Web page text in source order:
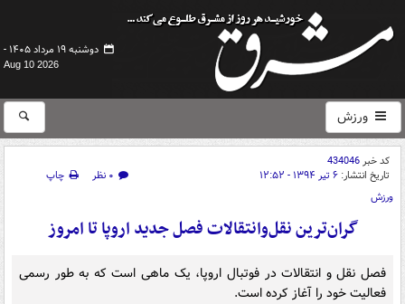
دوشنبه ۱۹ مرداد ۱۴۰۵ -
Aug 10 2026
ورزش
کد خبر434046
تاریخ انتشار: ۶ تیر ۱۳۹۴ - ۱۲:۵۲ ۰ نظر
چاپ
ورزش
گران‌ترین نقل‌و‌انتقالات فصل جدید اروپا تا امروز
فصل نقل و انتقالات در فوتبال اروپا، یک ماهی است که به طور رسمی
فعالیت خود را آغاز کرده است.